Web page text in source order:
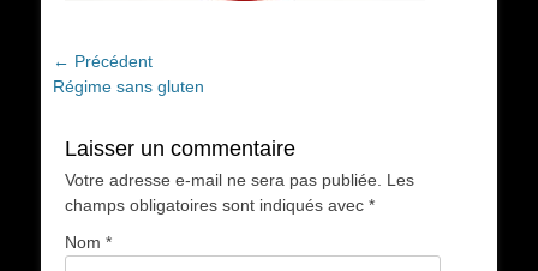
Navigation
de
← Précédent
Article
Régime sans gluten
Laisser un commentaire
Votre adresse e-mail ne sera pas publiée.
Les
champs obligatoires sont indiqués avec *
Nom *